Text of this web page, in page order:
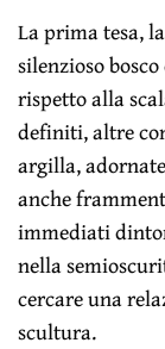
La prima tesa,
silenzioso
rispetto alla
definiti, altre
argilla,
anche
immediati
nella
cercare una
scultura.